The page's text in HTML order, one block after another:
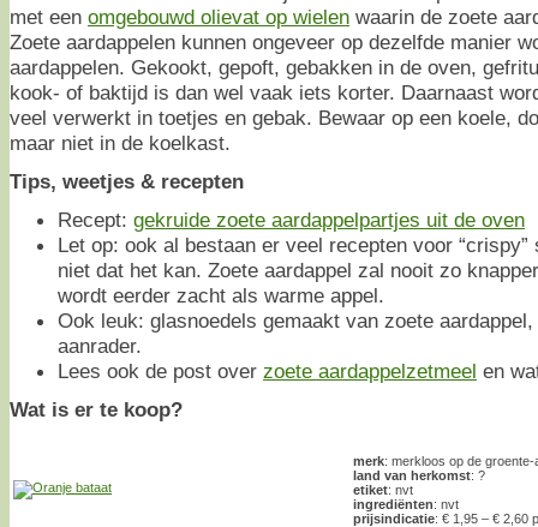
met een omgebouwd olievat op wielen waarin de zoete
Zoete aardappelen kunnen ongeveer op dezelfde manier
aardappelen. Gekookt, gepoft, gebakken in de oven,
kook- of baktijd is dan wel vaak iets korter. Daarnaast
veel verwerkt in toetjes en gebak. Bewaar op een koele,
maar niet in de koelkast.
Tips, weetjes & recepten
Recept: gekruide zoete aardappelpartjes uit de oven
Let op: ook al bestaan er veel recepten voor
niet dat het kan. Zoete aardappel zal nooit zo
wordt eerder zacht als warme appel.
Ook leuk: glasnoedels gemaakt van zoete aardappel,
aanrader.
Lees ook de post over zoete aardappelzetmeel en
Wat is er te koop?
merk: merkloos op de groente-
land van herkomst: ?
etiket: nvt
ingrediënten: nvt
prijsindicatie: € 1,95 – € 2,60